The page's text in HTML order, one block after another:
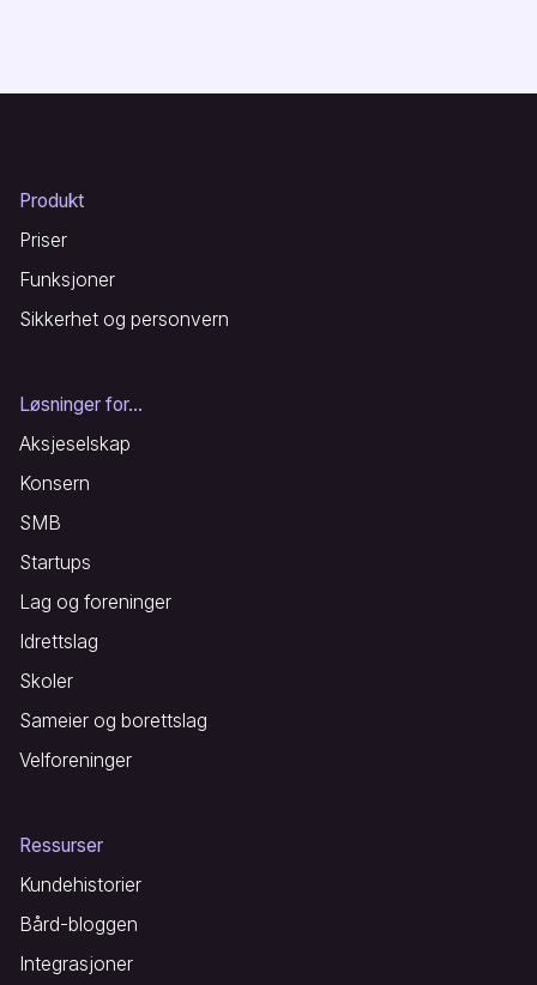
Produkt
Priser
Funksjoner
Sikkerhet og personvern
Løsninger for...
Aksjeselskap
Konsern
SMB
Startups
Lag og foreninger
Idrettslag
Skoler
Sameier og borettslag
Velforeninger
Ressurser
Kundehistorier
Bård-bloggen
Integrasjoner